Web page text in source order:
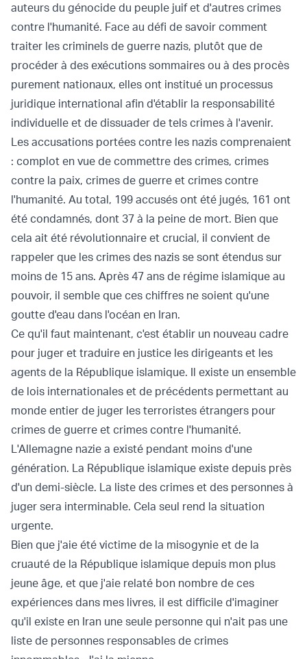
auteurs du génocide du peuple juif et d'autres crimes
contre l'humanité. Face au défi de savoir comment
traiter les criminels de guerre nazis, plutôt que de
procéder à des exécutions sommaires ou à des procès
purement nationaux, elles ont institué un processus
juridique international afin d'établir la responsabilité
individuelle et de dissuader de tels crimes à l'avenir.
Les accusations portées contre les nazis comprenaient
: complot en vue de commettre des crimes, crimes
contre la paix, crimes de guerre et crimes contre
l'humanité. Au total, 199 accusés ont été jugés, 161 ont
été condamnés, dont 37 à la peine de mort. Bien que
cela ait été révolutionnaire et crucial, il convient de
rappeler que les crimes des nazis se sont étendus sur
moins de 15 ans. Après 47 ans de régime islamique au
pouvoir, il semble que ces chiffres ne soient qu'une
goutte d'eau dans l'océan en Iran.
Ce qu'il faut maintenant, c'est établir un nouveau cadre
pour juger et traduire en justice les dirigeants et les
agents de la République islamique. Il existe un ensemble
de lois internationales et de précédents permettant au
monde entier de juger les terroristes étrangers pour
crimes de guerre et crimes contre l'humanité.
L'Allemagne nazie a existé pendant moins d'une
génération. La République islamique existe depuis près
d'un demi-siècle. La liste des crimes et des personnes à
juger sera interminable. Cela seul rend la situation
urgente.
Bien que j'aie été victime de la misogynie et de la
cruauté de la République islamique depuis mon plus
jeune âge, et que j'aie relaté bon nombre de ces
expériences dans mes livres, il est difficile d'imaginer
qu'il existe en Iran une seule personne qui n'ait pas une
liste de personnes responsables de crimes